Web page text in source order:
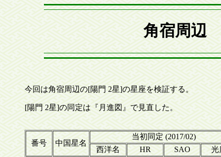
角宿周
今回は角宿周辺の[陽門 2星]の星座を検証する。
[陽門 2星]の同定は『月進図』で見直した。
番号 中国星名
当初同定 (2017/02)
西洋名
HR SAO
光